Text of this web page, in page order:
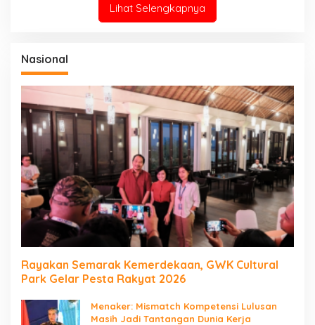
Lihat Selengkapnya
Nasional
Rayakan Semarak Kemerdekaan, GWK Cultural
Park Gelar Pesta Rakyat 2026
Menaker: Mismatch Kompetensi Lulusan
Masih Jadi Tantangan Dunia Kerja